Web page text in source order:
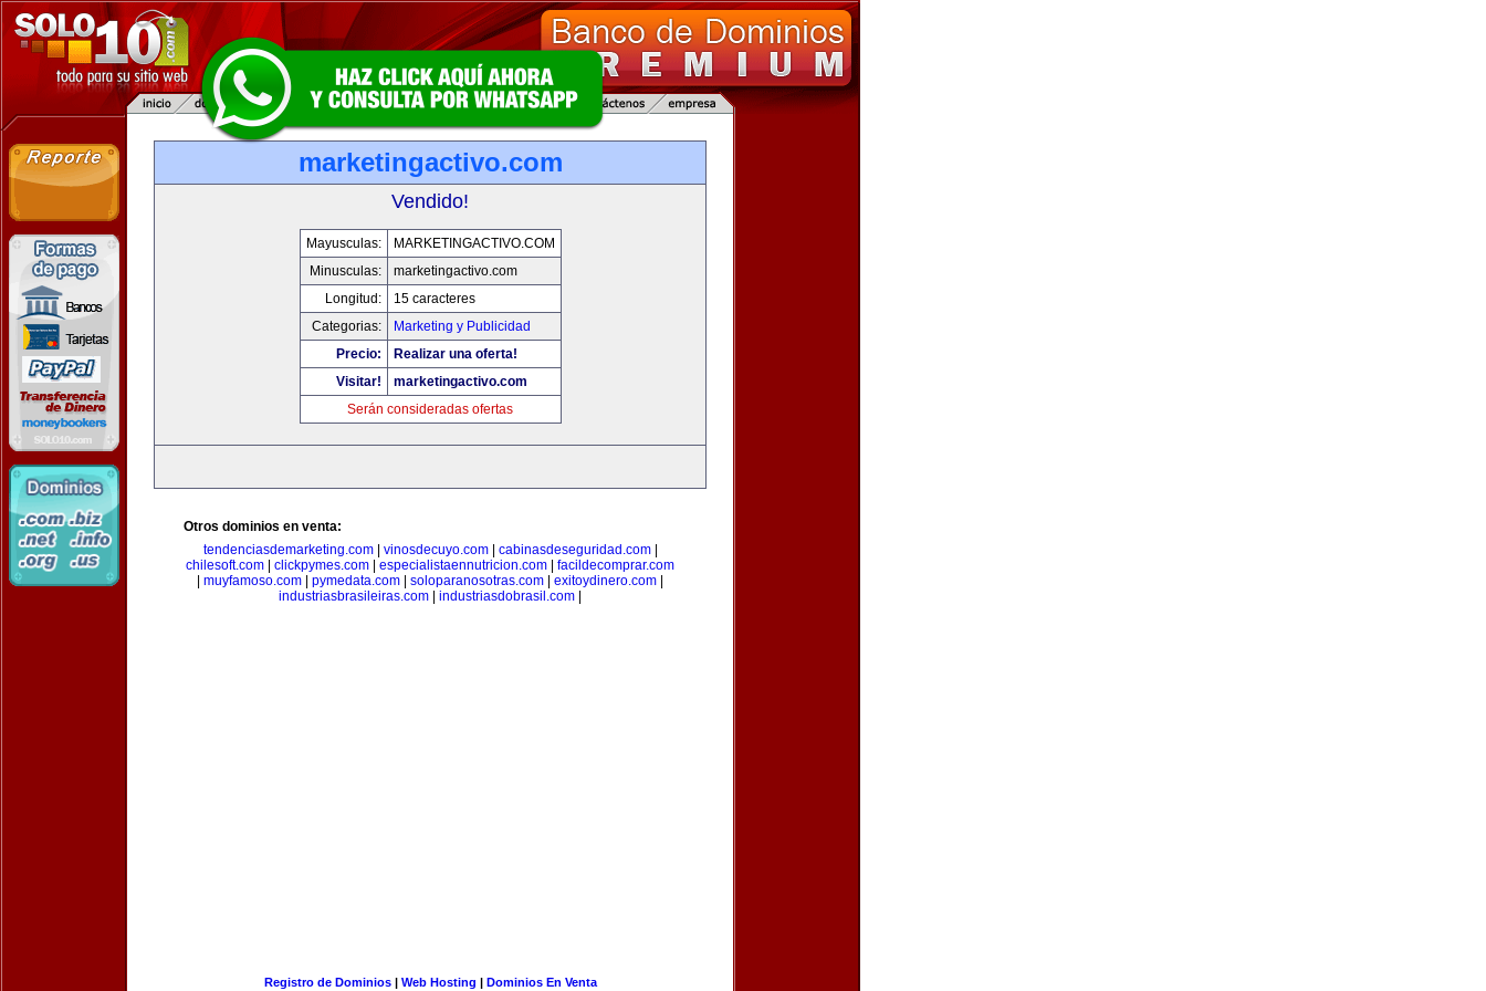
marketingactivo.com
Vendido!
Mayusculas:
MARKETINGACTIVO.COM
Minusculas:
marketingactivo.com
Longitud:
15 caracteres
Categorias:
Marketing y Publicidad
Precio:
Realizar una oferta!
Visitar!
marketingactivo.com
Serán consideradas ofertas
Otros dominios en venta:
tendenciasdemarketing.com| vinosdecuyo.com| cabinasdeseguridad.com|
chilesoft.com
clickpymes.com especialistaennutricion.com
facildecomprar.com
muyfamoso.com pymedata.com soloparanosotras.com exitoydinero.com
industriasbrasileiras.com
industriasdobrasil.com
Registro de Dominios| Web Hosting | Dominios En Venta